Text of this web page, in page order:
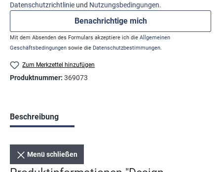
Datenschutzrichtlinie und Nutzungsbedingungen.
Benachrichtige mich
Mit dem Absenden des Formulars akzeptiere ich die Allgemeinen
Geschäftsbedingungen sowie die Datenschutzbestimmungen.
Zum Merkzettel hinzufügen
Produktnummer: 369073
Beschreibung
Menü schließen